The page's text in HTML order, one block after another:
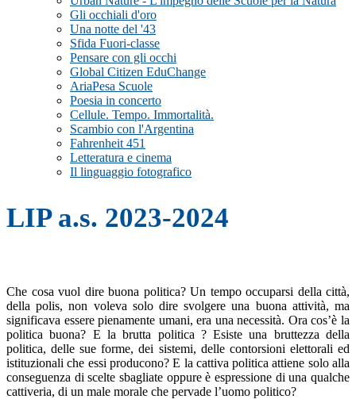
Gli occhiali d'oro
Una notte del '43
Sfida Fuori-classe
Pensare con gli occhi
Global Citizen EduChange
AriaPesa Scuole
Poesia in concerto
Cellule. Tempo. Immortalità.
Scambio con l'Argentina
Fahrenheit 451
Letteratura e cinema
Il linguaggio fotografico
LIP a.s. 2023-2024
Che cosa vuol dire buona politica? Un tempo occuparsi della città,
della polis, non voleva solo dire svolgere una buona attività, ma
significava essere pienamente umani, era una necessità. Ora cos’è la
politica buona? E la brutta politica ? Esiste una bruttezza della
politica, delle sue forme, dei sistemi, delle contorsioni elettorali ed
istituzionali che essi producono? E la cattiva politica attiene solo alla
conseguenza di scelte sbagliate oppure è espressione di una qualche
cattiveria, di un male morale che pervade l’uomo politico?